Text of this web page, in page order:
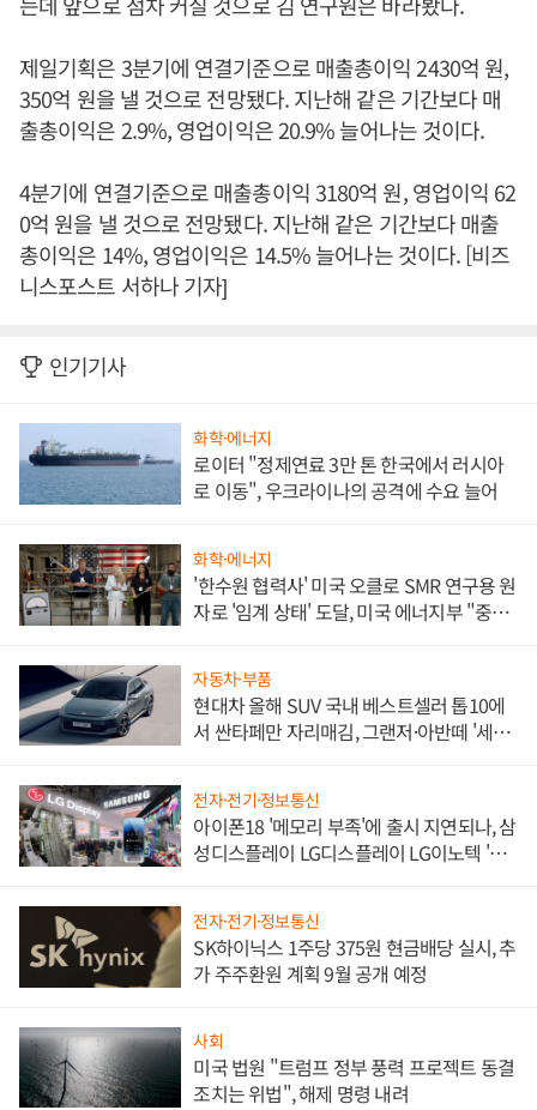
제일기획은 3분기에 연결기준으로 매출총이익 2430억 원,
350억 원을 낼 것으로 전망됐다. 지난해 같은 기간보다 매
출총이익은 2.9%, 영업이익은 20.9% 늘어나는 것이다.
4분기에 연결기준으로 매출총이익 3180억 원, 영업이익 62
0억 원을 낼 것으로 전망됐다. 지난해 같은 기간보다 매출
총이익은 14%, 영업이익은 14.5% 늘어나는 것이다. [비즈
니스포스트 서하나 기자]
인기기사
화학·에너지
로이터 "정제연료 3만 톤 한국에서 러시아
로 이동", 우크라이나의 공격에 수요 늘어
화학·에너지
'한수원 협력사' 미국 오클로 SMR 연구용 원
자로 '임계 상태' 도달, 미국 에너지부 "중요
자동차·부품
현대차 올해 SUV 국내 베스트셀러 톱10에
서 싼타페만 자리매김, 그랜저·아반떼 '세단
전자·전기·정보통신
아이폰18 '메모리 부족'에 출시 지연되나, 삼
성디스플레이 LG디스플레이 LG이노텍 '탈
전자·전기·정보통신
SK하이닉스 1주당 375원 현금배당 실시, 추
가 주주환원 계획 9월 공개 예정
사회
미국 법원 "트럼프 정부 풍력 프로젝트 동결
조치는 위법", 해제 명령 내려